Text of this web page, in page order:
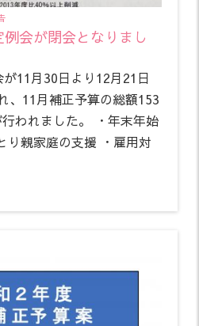
会が閉会となりまし
11月30日より12月21日
、11月補正予算の総額153
われました。 ・年末年始
り親家庭の支援 ・雇用対